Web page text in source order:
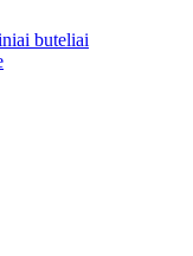
buteliai